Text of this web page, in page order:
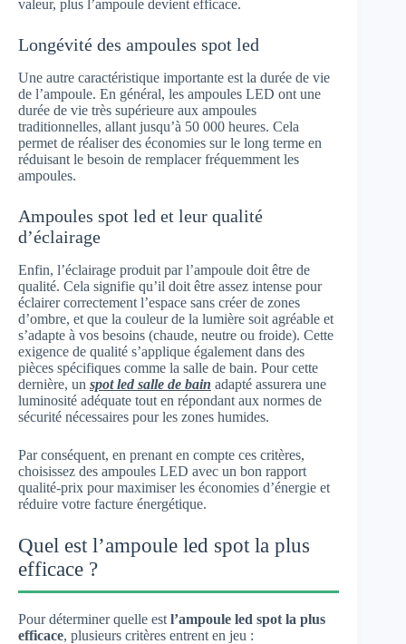
valeur, plus l’ampoule devient efficace.
Longévité des ampoules spot led
Une autre caractéristique importante est la durée de vie
de l’ampoule. En général, les ampoules LED ont une
durée de vie très supérieure aux ampoules
traditionnelles, allant jusqu’à 50 000 heures. Cela
permet de réaliser des économies sur le long terme en
réduisant le besoin de remplacer fréquemment les
ampoules.
Ampoules spot led et leur qualité
d’éclairage
Enfin, l’éclairage produit par l’ampoule doit être de
qualité. Cela signifie qu’il doit être assez intense pour
éclairer correctement l’espace sans créer de zones
d’ombre, et que la couleur de la lumière soit agréable et
s’adapte à vos besoins (chaude, neutre ou froide). Cette
exigence de qualité s’applique également dans des
pièces spécifiques comme la salle de bain. Pour cette
dernière, un spot led salle de bain adapté assurera une
luminosité adéquate tout en répondant aux normes de
sécurité nécessaires pour les zones humides.
Par conséquent, en prenant en compte ces critères,
choisissez des ampoules LED avec un bon rapport
qualité-prix pour maximiser les économies d’énergie et
réduire votre facture énergétique.
Quel est l’ampoule led spot la plus
efficace ?
Pour déterminer quelle est l’ampoule led spot la plus
efficace, plusieurs critères entrent en jeu :